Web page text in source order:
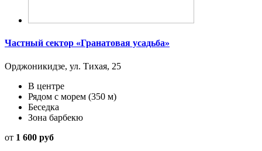
Частный сектор «Гранатовая усадьба»
Орджоникидзе, ул. Тихая, 25
В центре
Рядом с морем (350 м)
Беседка
Зона барбекю
от 1 600 руб